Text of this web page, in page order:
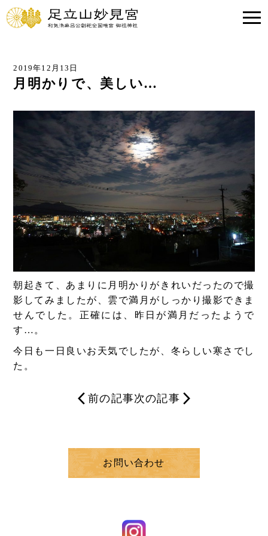
2019年12月13日
月明かりで、美しい…
朝起きて、あまりに月明かりがきれいだったので撮
影してみましたが、雲で満月がしっかり撮影できま
せんでした。正確には、昨日が満月だったようで
す…。
今日も一日良いお天気でしたが、冬らしい寒さでし
た。
前の記事次の記事
お問い合わせ